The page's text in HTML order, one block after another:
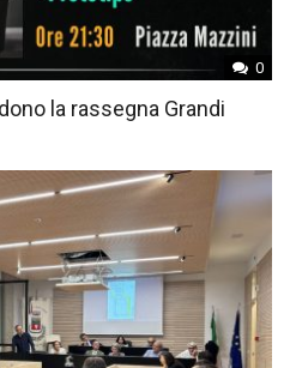
0
la rassegna Grandi